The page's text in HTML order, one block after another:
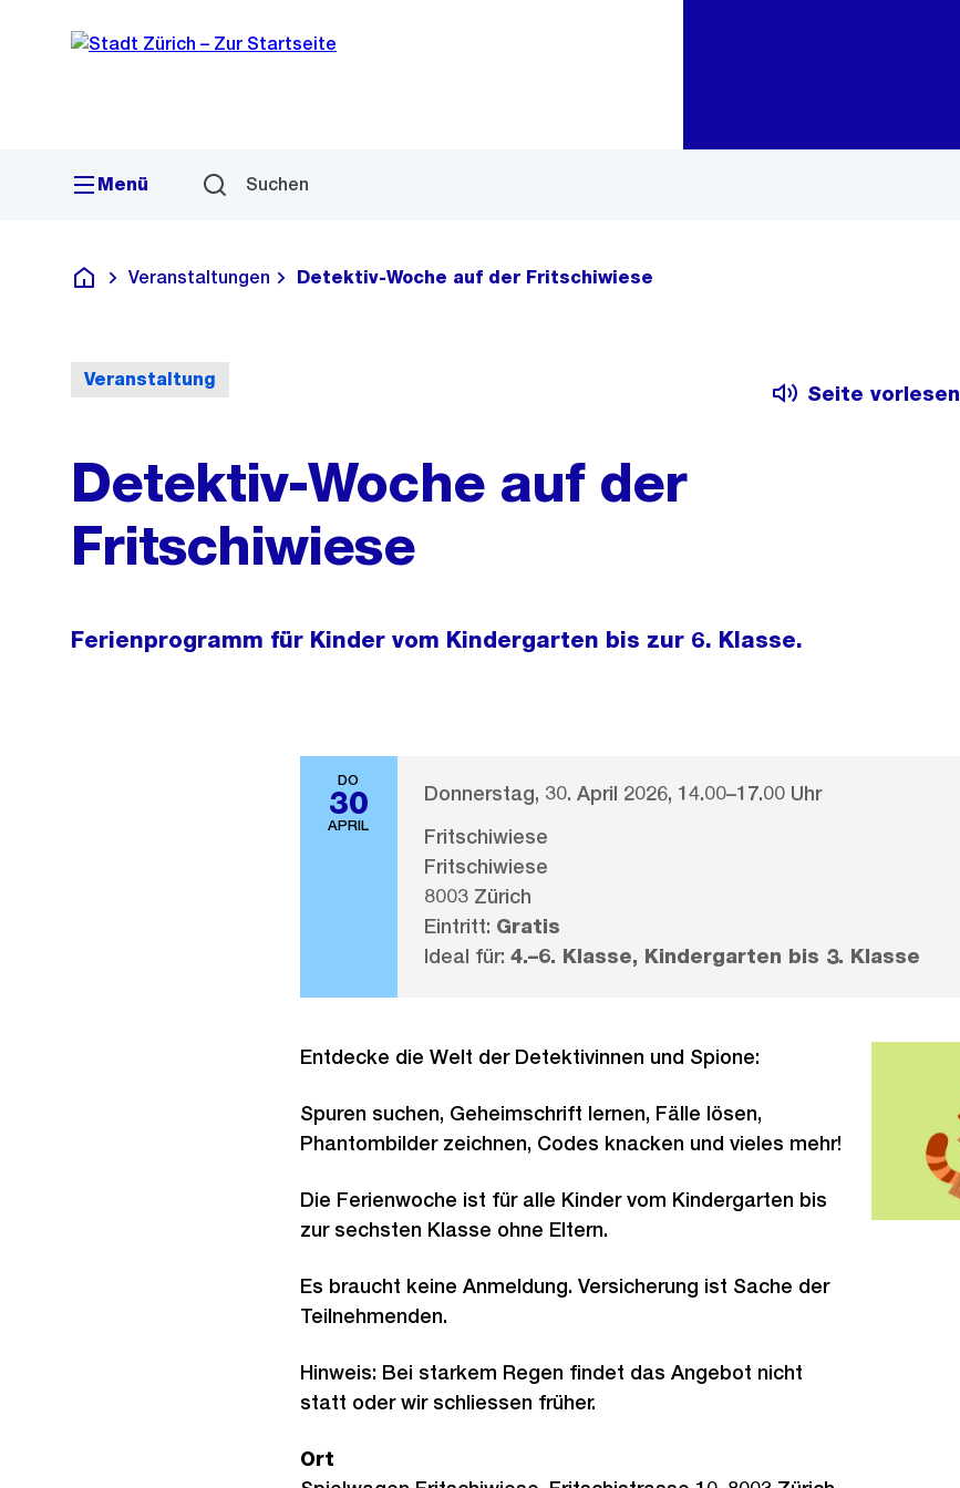
Navigation
Sprunglink
Menü Suchen
Deutsch
Veranstaltungen Detektiv-Woche auf der Fritschiwiese
Veranstaltung
Seite vorlesen
Detektiv-Woche auf der
Fritschiwiese
Ferienprogramm für Kinder vom Kindergarten bis zur 6. Klasse.
DO
30
APRIL
Donnerstag, 30. April 2026, 14.00–17.00 Uhr
Fritschiwiese
Fritschiwiese
8003 Zürich
Eintritt: Gratis
Ideal für: 4.–6. Klasse, Kindergarten bis 3. Klasse
Entdecke die Welt der Detektivinnen und Spione:
Spuren suchen, Geheimschrift lernen, Fälle lösen,
Phantombilder zeichnen, Codes knacken und vieles mehr!
Die Ferienwoche ist für alle Kinder vom Kindergarten bis
zur sechsten Klasse ohne Eltern.
Es braucht keine Anmeldung. Versicherung ist Sache der
Teilnehmenden.
Hinweis: Bei starkem Regen findet das Angebot nicht
statt oder wir schliessen früher.
Ort